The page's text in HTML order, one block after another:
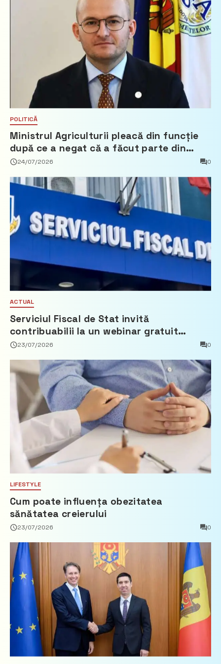
POLITICĂ
Ministrul Agriculturii pleacă din funcție
după ce a negat că a făcut parte din
Partidul Democrat
24/07/2026 0
ACTUAL
Serviciul Fiscal de Stat invită
contribuabilii la un webinar gratuit
privind calculul impozitului pe bunurile
23/07/2026 0
LIFESTYLE
Cum poate influența obezitatea
sănătatea creierului
23/07/2026 0